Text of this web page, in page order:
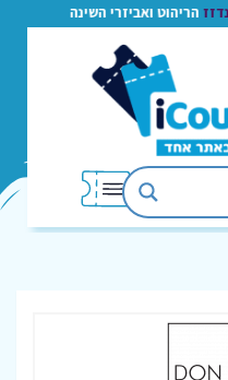
הריהוט ואביזרי השינה